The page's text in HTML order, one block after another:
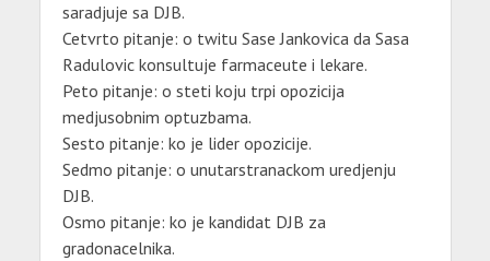
saradjuje sa DJB.
Cetvrto pitanje: o twitu Sase Jankovica da Sasa
Radulovic konsultuje farmaceute i lekare.
Peto pitanje: o steti koju trpi opozicija
medjusobnim optuzbama.
Sesto pitanje: ko je lider opozicije.
Sedmo pitanje: o unutarstranackom uredjenju
DJB.
Osmo pitanje: ko je kandidat DJB za
gradonacelnika.